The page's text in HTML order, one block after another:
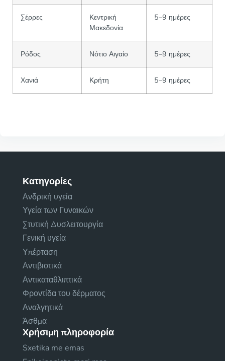
Σέρρες
Κεντρική
Μακεδονία
5–9 ημέρες
Ρόδος Νότιο Αιγαίο 5–9 ημέρες
Χανιά Κρήτη 5–9 ημέρες
Κατηγορίες
Ανδρική υγεία
Υγεία των Γυναικών
Στυτική Δυσλειτουργία
Γενική υγεία
Υπέρταση
Αντιβιοτικά
Αντικαταθλιπτικά
Φροντίδα του δέρματος
Αναλγητικά
Άσθμα
Χρήσιμη πληροφορία
Sxetika me emas